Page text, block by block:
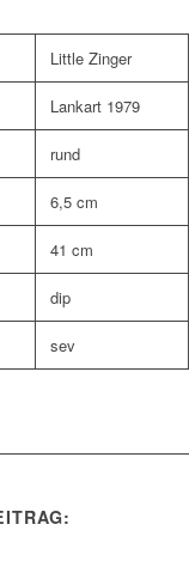
Little Zinger
Lankart 1979
rund
6,5 cm
41 cm
dip
sev